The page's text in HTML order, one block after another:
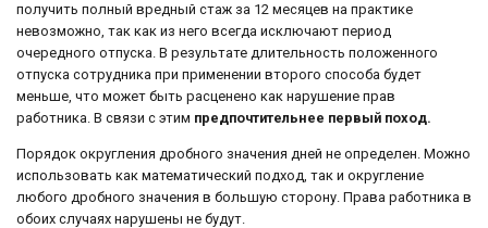
получить полный вредный стаж за 12 месяцев на практике
невозможно, так как из него всегда исключают период
очередного отпуска. В результате длительность положенного
отпуска сотрудника при применении второго способа будет
меньше, что может быть расценено как нарушение прав
работника. В связи с этим предпочтительнее первый поход.
Порядок округления дробного значения дней не определен. Можно
использовать как математический подход, так и округление
любого дробного значения в большую сторону. Права работника в
обоих случаях нарушены не будут.